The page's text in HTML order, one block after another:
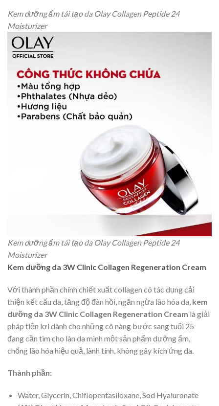
Kem dưỡng ẩm tái tạo da Olay Collagen Peptide 24
Moisturizer
Kem dưỡng ẩm tái tạo da Olay Collagen Peptide 24
Moisturizer
Kem dưỡng da 3W Clinic Collagen Regeneration Cream
Với thành phần chính chiết xuất collagen có tác dụng cải
thiện kết cấu da, tăng độ đàn hồi, ngăn ngừa lão hóa da, kem
dưỡng da 3W Clinic Collagen Regeneration Cream là giải
pháp tiện lợi dành cho những cô nàng bước sang tuổi 25
đang cần tìm cho làn da mình một sản phẩm dưỡng ẩm,
chống lão hóa hiệu quả, lành tính, không gây kích ứng da.
Thành phần:
Water, Glycerin, Chiflopentasiloxane, Sod Hyaluronate